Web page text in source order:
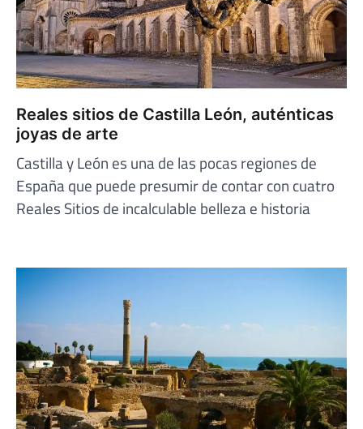
Reales sitios de Castilla León, auténticas
joyas de arte
Castilla y León es una de las pocas regiones de
España que puede presumir de contar con cuatro
Reales Sitios de incalculable belleza e historia